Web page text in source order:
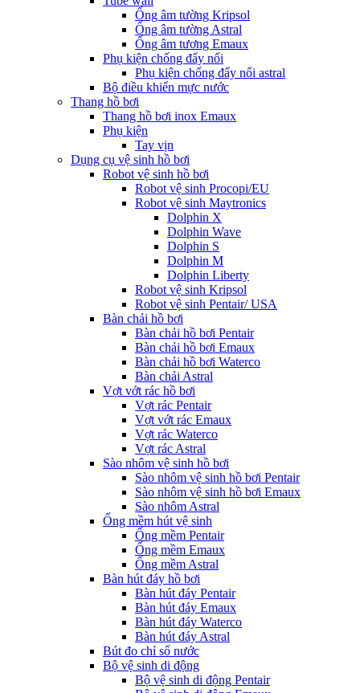
Ống âm tường Kripsol
Ống âm tường Astral
Ống âm tương Emaux
Phụ kiện chống đẩy nổi
Phụ kiện chống đẩy nổi astral
Bộ điều khiển mực nước
Thang hồ bơi
Thang hồ bơi inox Emaux
Phụ kiện
Tay vịn
Dụng cụ vệ sinh hồ bơi
Robot vệ sinh hồ bơi
Robot vệ sinh Procopi/EU
Robot vệ sinh Maytronics
Dolphin X
Dolphin Wave
Dolphin S
Dolphin M
Dolphin Liberty
Robot vệ sinh Kripsol
Robot vệ sinh Pentair/ USA
Bàn chải hồ bơi
Bàn chải hồ bơi Pentair
Bàn chải hồ bơi Emaux
Bàn chải hồ bơi Waterco
Bàn chải Astral
Vợt vớt rác hồ bơi
Vợt rác Pentair
Vợt vớt rác Emaux
Vợt rác Waterco
Vợt rác Astral
Sào nhôm vệ sinh hồ bơi
Sào nhôm vệ sinh hồ bơi Pentair
Sào nhôm vệ sinh hồ bơi Emaux
Sào nhôm Astral
Ống mềm hút vệ sinh
Ống mềm Pentair
Ống mềm Emaux
Ống mềm Astral
Bàn hút đáy hồ bơi
Bàn hút đáy Pentair
Bàn hút đáy Emaux
Bàn hút đáy Waterco
Bàn hút đáy Astral
Bút đo chỉ số nước
Bộ vệ sinh di động
Bộ vệ sinh di động Pentair